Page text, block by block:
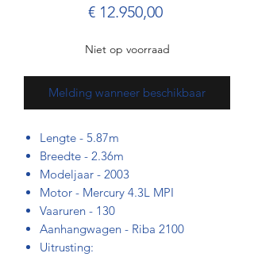
€ 12.950,00Prijs
Niet op voorraad
Melding wanneer beschikbaar
Lengte - 5.87m
Breedte - 2.36m
Modeljaar - 2003
Motor - Mercury 4.3L MPI
Vaaruren - 130
Aanhangwagen - Riba 2100
Uitrusting: